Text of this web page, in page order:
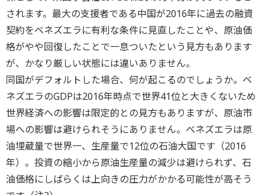
されます。最大の支援者である中国が2016年に過去の融資
契約をベネズエラに有利な条件に見直したことや、原油価
格がやや回復したことで一息ついたという見方もあります
が、かなり厳しい状態には違いありません。
同国がデフォルトした場合、何が起こるのでしょうか。ベ
ネズエラのGDPは2016年時点で世界41位と大きくないため
世界経済への影響は限定的との見方もありますが、原油市
場への影響は避けられそうにありません。ベネズエラは原
油埋蔵量で世界一、生産量で12位の石油大国です（2016
年）。投資の縮小から原油生産量の減少は避けられず、石
油価格にしばらくは上向きの圧力がかかる可能性が高そう